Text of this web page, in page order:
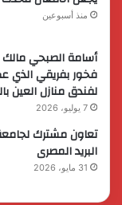
منذ أسبوعين
أسامة الصبحي مالك
فخور بفريقي
لفندق منازل العين
7 يوليو، 2026
تعاون مشترك
البريد المصرى
31 مايو، 2026